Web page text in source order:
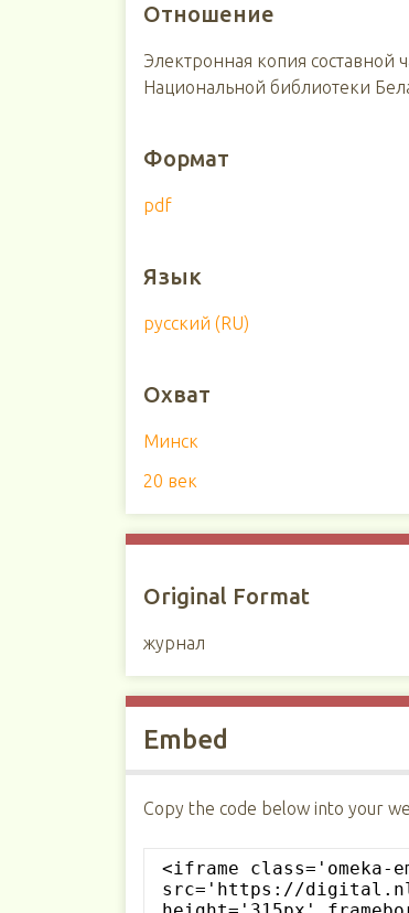
Отношение
Электронная копия составной
Национальной библиотеки
Формат
pdf
Язык
русский (RU)
Охват
Минск
20 век
Original Format
журнал
Embed
Copy the code below into your